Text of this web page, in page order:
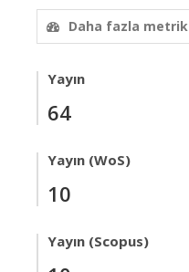
Daha fazla metrik
Yayın
64
Yayın (WoS)
10
Yayın (Scopus)